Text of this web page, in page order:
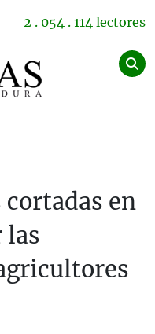
2 . 054 . 114 lectores
en
las